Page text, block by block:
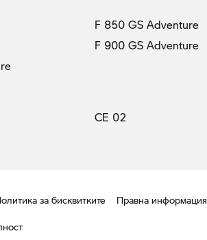
F 850 GS Adventure
F 900 GS Adventure
CE 02
за бисквитките
Правна информация